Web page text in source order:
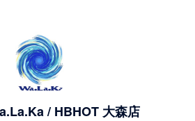
/ HBHOT 大森店